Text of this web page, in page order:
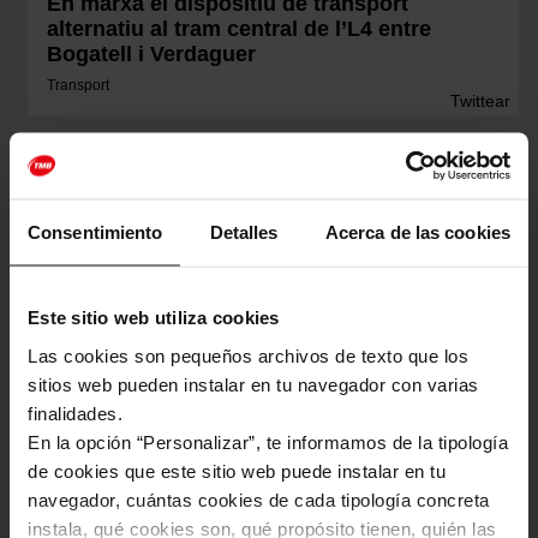
Consentimiento Detalles Acerca de las cookies
Este sitio web utiliza cookies
Las cookies son pequeños archivos de texto que los
sitios web pueden instalar en tu navegador con varias
finalidades.
En la opción “Personalizar”, te informamos de la tipología
de cookies que este sitio web puede instalar en tu
navegador, cuántas cookies de cada tipología concreta
instala, qué cookies son, qué propósito tienen, quién las
alternatiu al tram central de l’L4 entre
Bogatell i Verdaguer
Transport
Twittear
13:31
Dues obres ferroviàries coincidiran aquest
estiu: la renovació de via a l'L4 de metro
per garantir un servei de màxima qualitat i
la connexió del tramvia que afectarà la T4